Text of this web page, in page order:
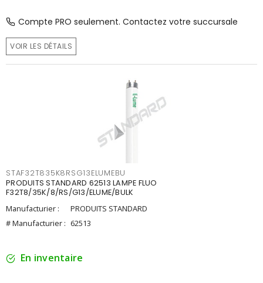
Compte PRO seulement. Contactez votre succursale
VOIR LES DÉTAILS
STAF32T835K8RSG13ELUMEBU
PRODUITS STANDARD 62513 LAMPE FLUO
F32T8/35K/8/RS/G13/ELUME/BULK
Manufacturier :
PRODUITS STANDARD
# Manufacturier : 62513
En inventaire